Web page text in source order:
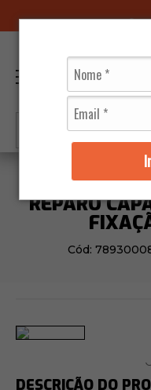
REPARO
Cód:
DESCRIÇÃO DO